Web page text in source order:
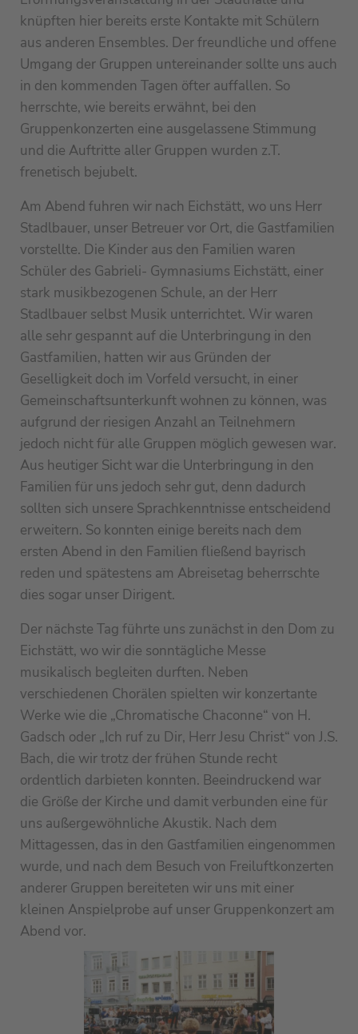
knüpften hier bereits erste Kontakte mit Schülern
aus anderen Ensembles. Der freundliche und offene
Umgang der Gruppen untereinander sollte uns auch
in den kommenden Tagen öfter auffallen. So
herrschte, wie bereits erwähnt, bei den
Gruppenkonzerten eine ausgelassene Stimmung
und die Auftritte aller Gruppen wurden z.T.
frenetisch bejubelt.
Am Abend fuhren wir nach Eichstätt, wo uns Herr
Stadlbauer, unser Betreuer vor Ort, die Gastfamilien
vorstellte. Die Kinder aus den Familien waren
Schüler des Gabrieli- Gymnasiums Eichstätt, einer
stark musikbezogenen Schule, an der Herr
Stadlbauer selbst Musik unterrichtet. Wir waren
alle sehr gespannt auf die Unterbringung in den
Gastfamilien, hatten wir aus Gründen der
Geselligkeit doch im Vorfeld versucht, in einer
Gemeinschaftsunterkunft wohnen zu können, was
aufgrund der riesigen Anzahl an Teilnehmern
jedoch nicht für alle Gruppen möglich gewesen war.
Aus heutiger Sicht war die Unterbringung in den
Familien für uns jedoch sehr gut, denn dadurch
sollten sich unsere Sprachkenntnisse entscheidend
erweitern. So konnten einige bereits nach dem
ersten Abend in den Familien fließend bayrisch
reden und spätestens am Abreisetag beherrschte
dies sogar unser Dirigent.
Der nächste Tag führte uns zunächst in den Dom zu
Eichstätt, wo wir die sonntägliche Messe
musikalisch begleiten durften. Neben
verschiedenen Chorälen spielten wir konzertante
Werke wie die „Chromatische Chaconne“ von H.
Gadsch oder „Ich ruf zu Dir, Herr Jesu Christ“ von J.S.
Bach, die wir trotz der frühen Stunde recht
ordentlich darbieten konnten. Beeindruckend war
die Größe der Kirche und damit verbunden eine für
uns außergewöhnliche Akustik. Nach dem
Mittagessen, das in den Gastfamilien eingenommen
wurde, und nach dem Besuch von Freiluftkonzerten
anderer Gruppen bereiteten wir uns mit einer
kleinen Anspielprobe auf unser Gruppenkonzert am
Abend vor.